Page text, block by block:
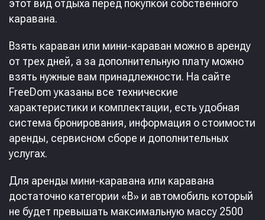
этот вид отдыха перед покупкой собственного
каравана.
Взять караван или мини-караван можно в аренду
от трех дней, а за дополнительную плату можно
взять нужные вам принадлежности. На сайте
FreeDom указаны все технические
характеристики и комплектации, есть удобная
система бронирования, информация о стоимости
аренды, сервисном сборе и дополнительных
услугах.
Для аренды мини-каравана или каравана
достаточно категории «В» и автомобиль который
не будет превышать максимальную массу 2500